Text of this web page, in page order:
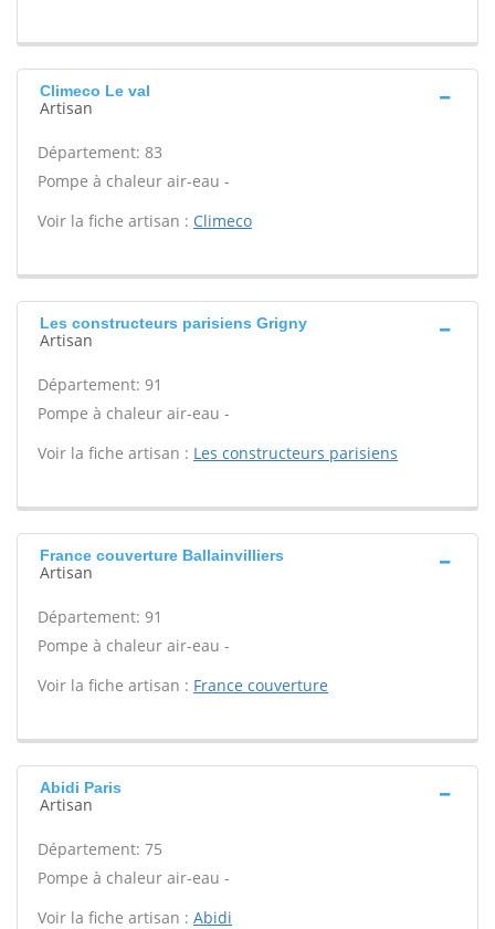
Climeco Le val
Artisan
Département: 83
Pompe à chaleur air-eau -
Voir la fiche artisan : Climeco
Les constructeurs parisiens Grigny
Artisan
Département: 91
Pompe à chaleur air-eau -
Voir la fiche artisan : Les constructeurs parisiens
France couverture Ballainvilliers
Artisan
Département: 91
Pompe à chaleur air-eau -
Voir la fiche artisan : France couverture
Abidi Paris
Artisan
Département: 75
Pompe à chaleur air-eau -
Voir la fiche artisan : Abidi